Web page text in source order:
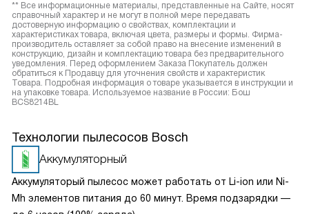
** Все информационные материалы, представленные на Сайте, носят
справочный характер и не могут в полной мере передавать
достоверную информацию о свойствах, комплектации и
характеристиках товара, включая цвета, размеры и формы. Фирма-
производитель оставляет за собой право на внесение изменений в
конструкцию, дизайн и комплектацию товара без предварительного
уведомления. Перед оформлением Заказа Покупатель должен
обратиться к Продавцу для уточнения свойств и характеристик
Товара. Подробная информация о товаре указывается в инструкции и
на упаковке товара. Используемое название в России: Бош
BCS8214BL
Технологии пылесосов Bosch
Аккумуляторный
Аккумуляторый пылесос может работать от Li-ion или Ni-
Mh элементов питания до 60 минут. Время подзарядки —